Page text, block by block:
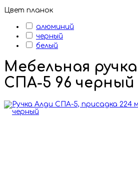
Цвет планок
алюминий
черный
белый
Мебельная
СПА-5 96 черный